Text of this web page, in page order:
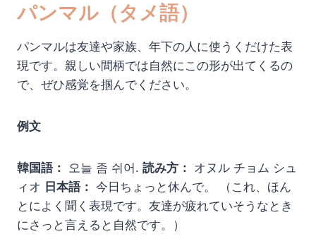
パンマル（タメ語）
パンマルは友達や家族、年下の人に使うくだけた表
現です。親しい間柄では自然にこの形が出てくるの
で、ぜひ感覚を掴んでください。
例文
韓国語： 오늘 좀 쉬어. 読み方： オヌル チョム シュ
ィオ 日本語： 今日ちょっと休んで。 （これ、ほん
とによく聞く表現です。友達が疲れていそうなとき
にさっと言えると自然です。）